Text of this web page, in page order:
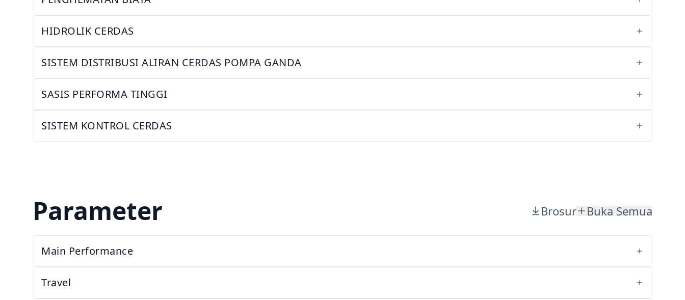
HIDROLIK CERDAS
SISTEM DISTRIBUSI ALIRAN CERDAS POMPA GANDA
SASIS PERFORMA TINGGI
SISTEM KONTROL CERDAS
Parameter Brosur Buka Semua
Main Performance
Travel